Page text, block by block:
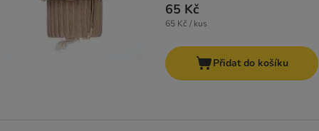
65 Kč
65 Kč / kus
Přidat do košíku